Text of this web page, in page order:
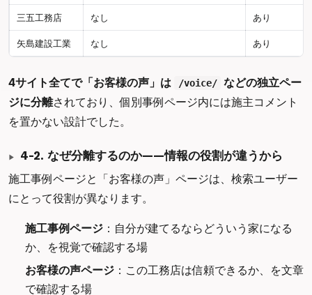
三五工務店 なし あり
矢島建設工業 なし あり
4サイト全てで「お客様の声」は /voice/ などの独立ペー
ジに分離されており、個別事例ページ内には施主コメント
を置かない設計でした。
4-2. なぜ分離するのか——情報の役割が違うから
施工事例ページと「お客様の声」ページは、検索ユーザー
にとって役割が異なります。
施工事例ページ ：自分が建てるならどういう家になる
か、を視覚で確認する場
お客様の声ページ ：この工務店は信頼できるか、を文章
で確認する場